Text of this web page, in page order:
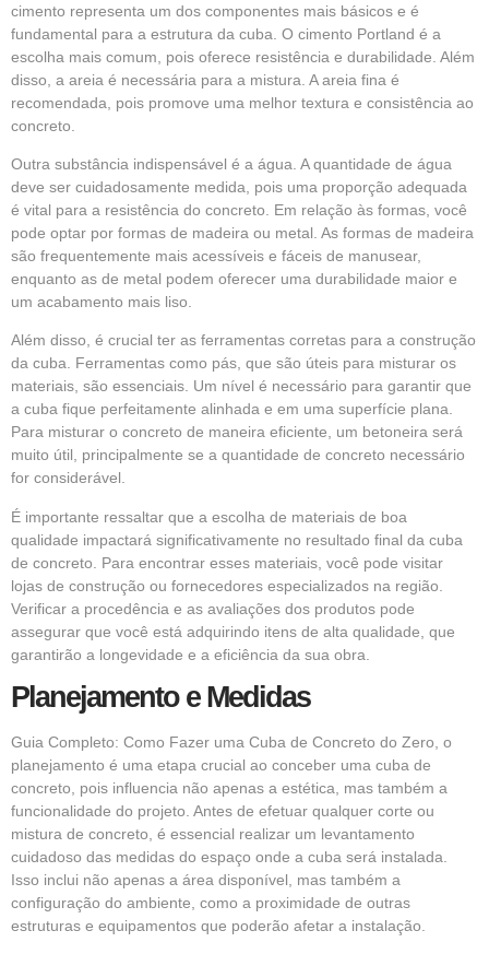
cimento representa um dos componentes mais básicos e é
fundamental para a estrutura da cuba. O cimento Portland é a
escolha mais comum, pois oferece resistência e durabilidade. Além
disso, a areia é necessária para a mistura. A areia fina é
recomendada, pois promove uma melhor textura e consistência ao
concreto.
Outra substância indispensável é a água. A quantidade de água
deve ser cuidadosamente medida, pois uma proporção adequada
é vital para a resistência do concreto. Em relação às formas, você
pode optar por formas de madeira ou metal. As formas de madeira
são frequentemente mais acessíveis e fáceis de manusear,
enquanto as de metal podem oferecer uma durabilidade maior e
um acabamento mais liso.
Além disso, é crucial ter as ferramentas corretas para a construção
da cuba. Ferramentas como pás, que são úteis para misturar os
materiais, são essenciais. Um nível é necessário para garantir que
a cuba fique perfeitamente alinhada e em uma superfície plana.
Para misturar o concreto de maneira eficiente, um betoneira será
muito útil, principalmente se a quantidade de concreto necessário
for considerável.
É importante ressaltar que a escolha de materiais de boa
qualidade impactará significativamente no resultado final da cuba
de concreto. Para encontrar esses materiais, você pode visitar
lojas de construção ou fornecedores especializados na região.
Verificar a procedência e as avaliações dos produtos pode
assegurar que você está adquirindo itens de alta qualidade, que
garantirão a longevidade e a eficiência da sua obra.
Planejamento e Medidas
Guia Completo: Como Fazer uma Cuba de Concreto do Zero, o
planejamento é uma etapa crucial ao conceber uma cuba de
concreto, pois influencia não apenas a estética, mas também a
funcionalidade do projeto. Antes de efetuar qualquer corte ou
mistura de concreto, é essencial realizar um levantamento
cuidadoso das medidas do espaço onde a cuba será instalada.
Isso inclui não apenas a área disponível, mas também a
configuração do ambiente, como a proximidade de outras
estruturas e equipamentos que poderão afetar a instalação.